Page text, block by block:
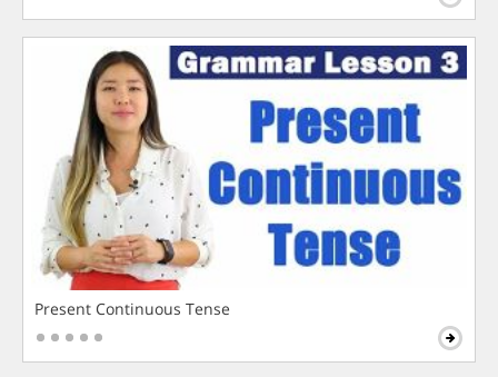
Present Continuous Tense